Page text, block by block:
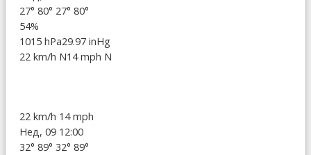
27° 80° 27° 80°
54%
1015 hPa29.97 inHg
22 km/h N14 mph N
22 km/h 14 mph
Нед, 09 12:00
32° 89° 32° 89°